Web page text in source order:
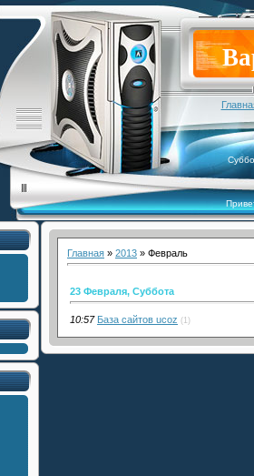
Главная » 2013 » Февраль
23 Февраля, Суббота
10:57 База сайтов ucoz (1)